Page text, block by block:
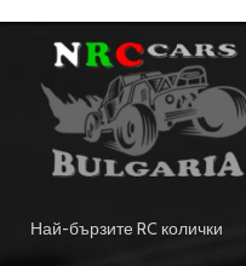
Най-бързите RC колички